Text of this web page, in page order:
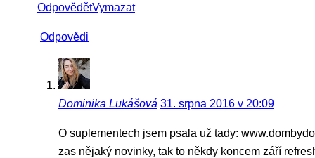
OdpovědětVymazat
Odpovědi
Dominika Lukášová 31. srpna 2016 v 20:09
O suplementech jsem psala už tady:
zas nějaký novinky, tak to někdy koncem září